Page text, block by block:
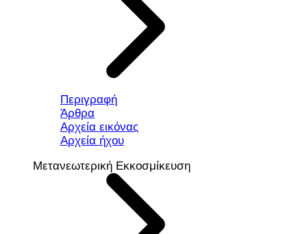
Περιγραφή
Άρθρα
Αρχεία εικόνας
Αρχεία ήχου
Μετανεωτερική Εκκοσμίκευση